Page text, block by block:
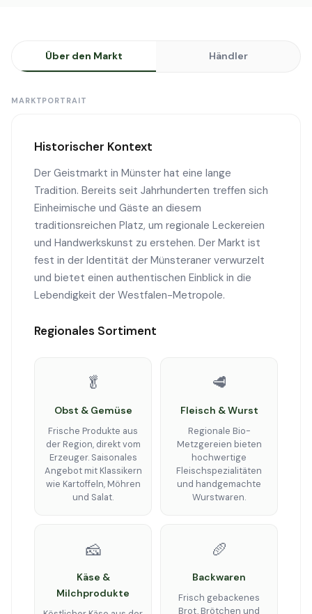
Über den Markt Händler
MARKTPORTRAIT
Historischer Kontext
Der Geistmarkt in Münster hat eine lange
Tradition. Bereits seit Jahrhunderten treffen sich
Einheimische und Gäste an diesem
traditionsreichen Platz, um regionale Leckereien
und Handwerkskunst zu erstehen. Der Markt ist
fest in der Identität der Münsteraner verwurzelt
und bietet einen authentischen Einblick in die
Lebendigkeit der Westfalen-Metropole.
Regionales Sortiment
🥬
Obst & Gemüse
Frische Produkte aus
der Region, direkt vom
Erzeuger. Saisonales
Angebot mit Klassikern
wie Kartoffeln, Möhren
und Salat.
🥩
Fleisch & Wurst
Regionale Bio-
Metzgereien bieten
hochwertige
Fleischspezialitäten
und handgemachte
Wurstwaren.
🧀
Käse &
Milchprodukte
🥖
Backwaren
Frisch gebackenes
Brot, Brötchen und